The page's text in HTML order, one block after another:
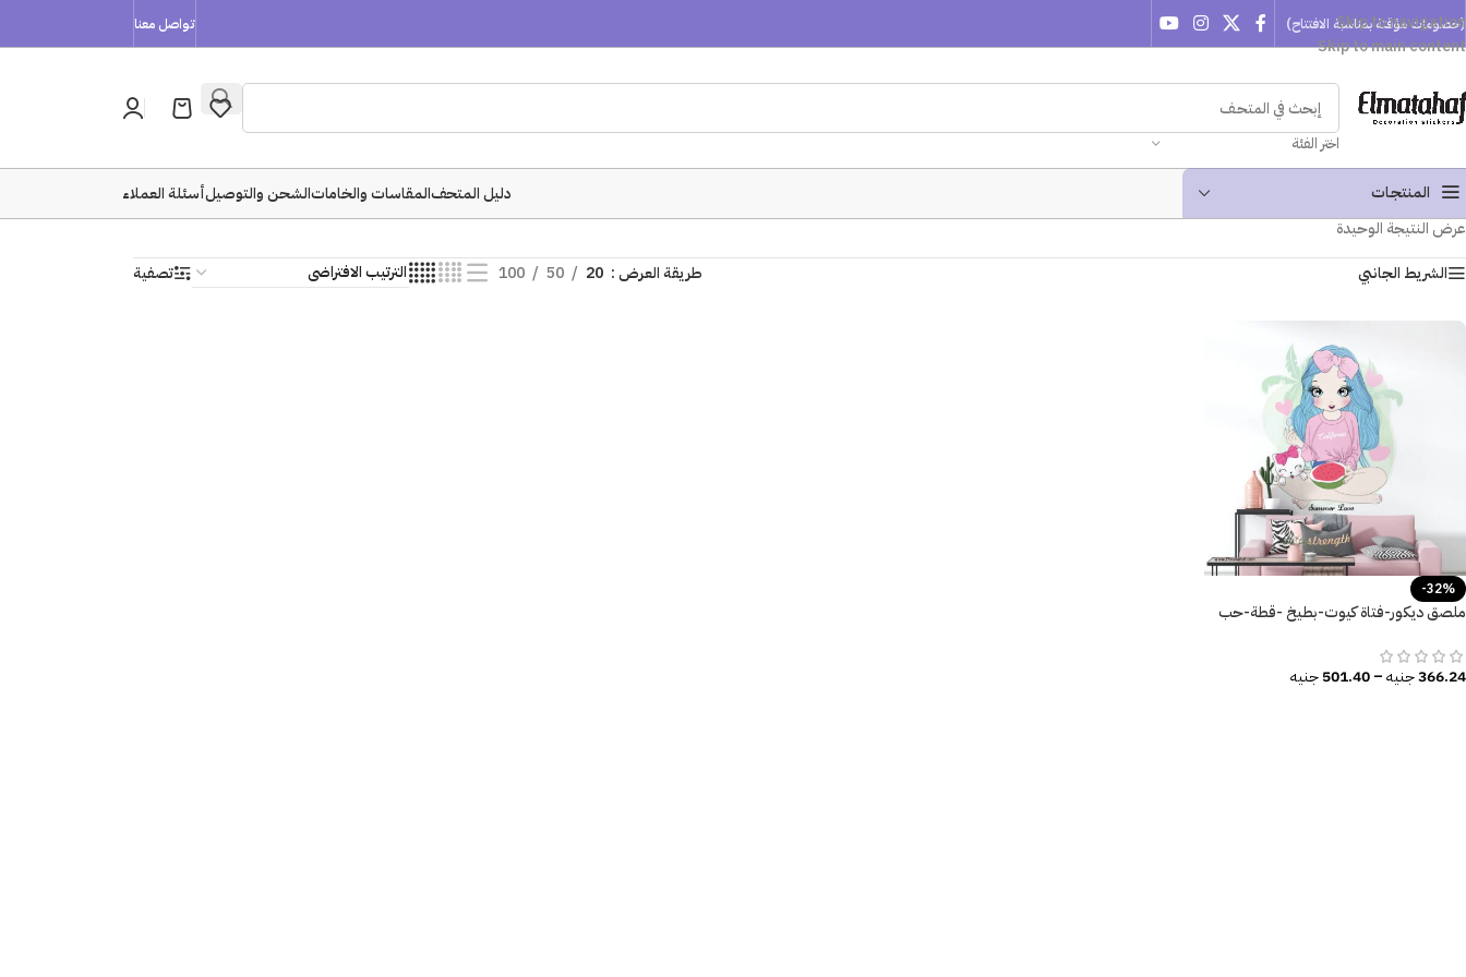
Skip to navigation
Skip to main content
(خصومات مؤقتة بمناسبة الافتتاح) تواصل معنا
اختر الفئة
المنتجـات دليل المتحفالمقاسات والخاماتالشحن والتوصيلأسئلة العملاء
عرض النتيجة الوحيدة
الشريط الجانبي
طريقة العرض 20
50
100 تصفية
-32%
ملصق ديكور-فتاة كيوت-بطيخ -قطة-حب
366.24جنيه–
501.40جنيه